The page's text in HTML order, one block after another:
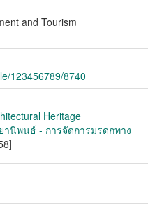
and Tourism
123456789/8740
Heritage
านิพนธ์ - การจัดการมรดกทาง